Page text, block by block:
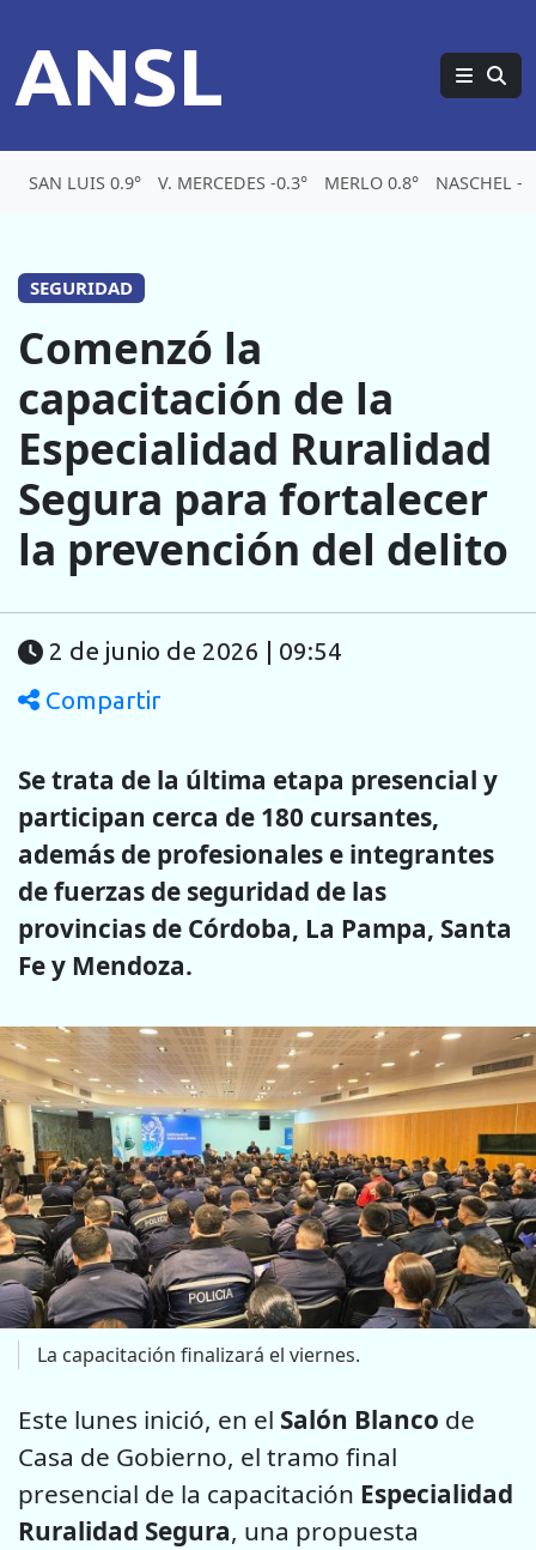
ANSL
SAN LUIS 0.9° V. MERCEDES -0.3° MERLO 0.8° NASCHEL -
SEGURIDAD
Comenzó la
capacitación de la
Especialidad Ruralidad
Segura para fortalecer
la prevención del delito
2 de junio de 2026 | 09:54
Compartir
Se trata de la última etapa presencial y
participan cerca de 180 cursantes,
además de profesionales e integrantes
de fuerzas de seguridad de las
provincias de Córdoba, La Pampa, Santa
Fe y Mendoza.
La capacitación finalizará el viernes.
Este lunes inició, en el Salón Blanco de
Casa de Gobierno, el tramo final
presencial de la capacitación Especialidad
Ruralidad Segura, una propuesta